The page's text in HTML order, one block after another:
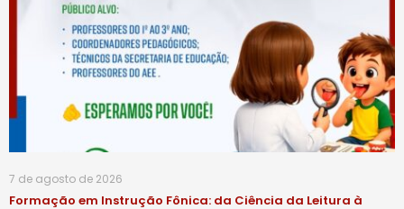
7 de agosto de 2026
Formação em Instrução Fônica: da Ciência da Leitura à